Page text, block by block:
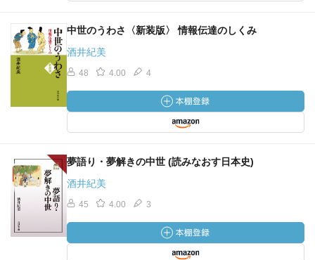
中世のうわさ〈新装版〉 情報伝達のしくみ
酒井紀美
48 4.00 4
夢語り・夢解きの中世 (読みなおす日本史)
酒井紀美
45 4.00 3